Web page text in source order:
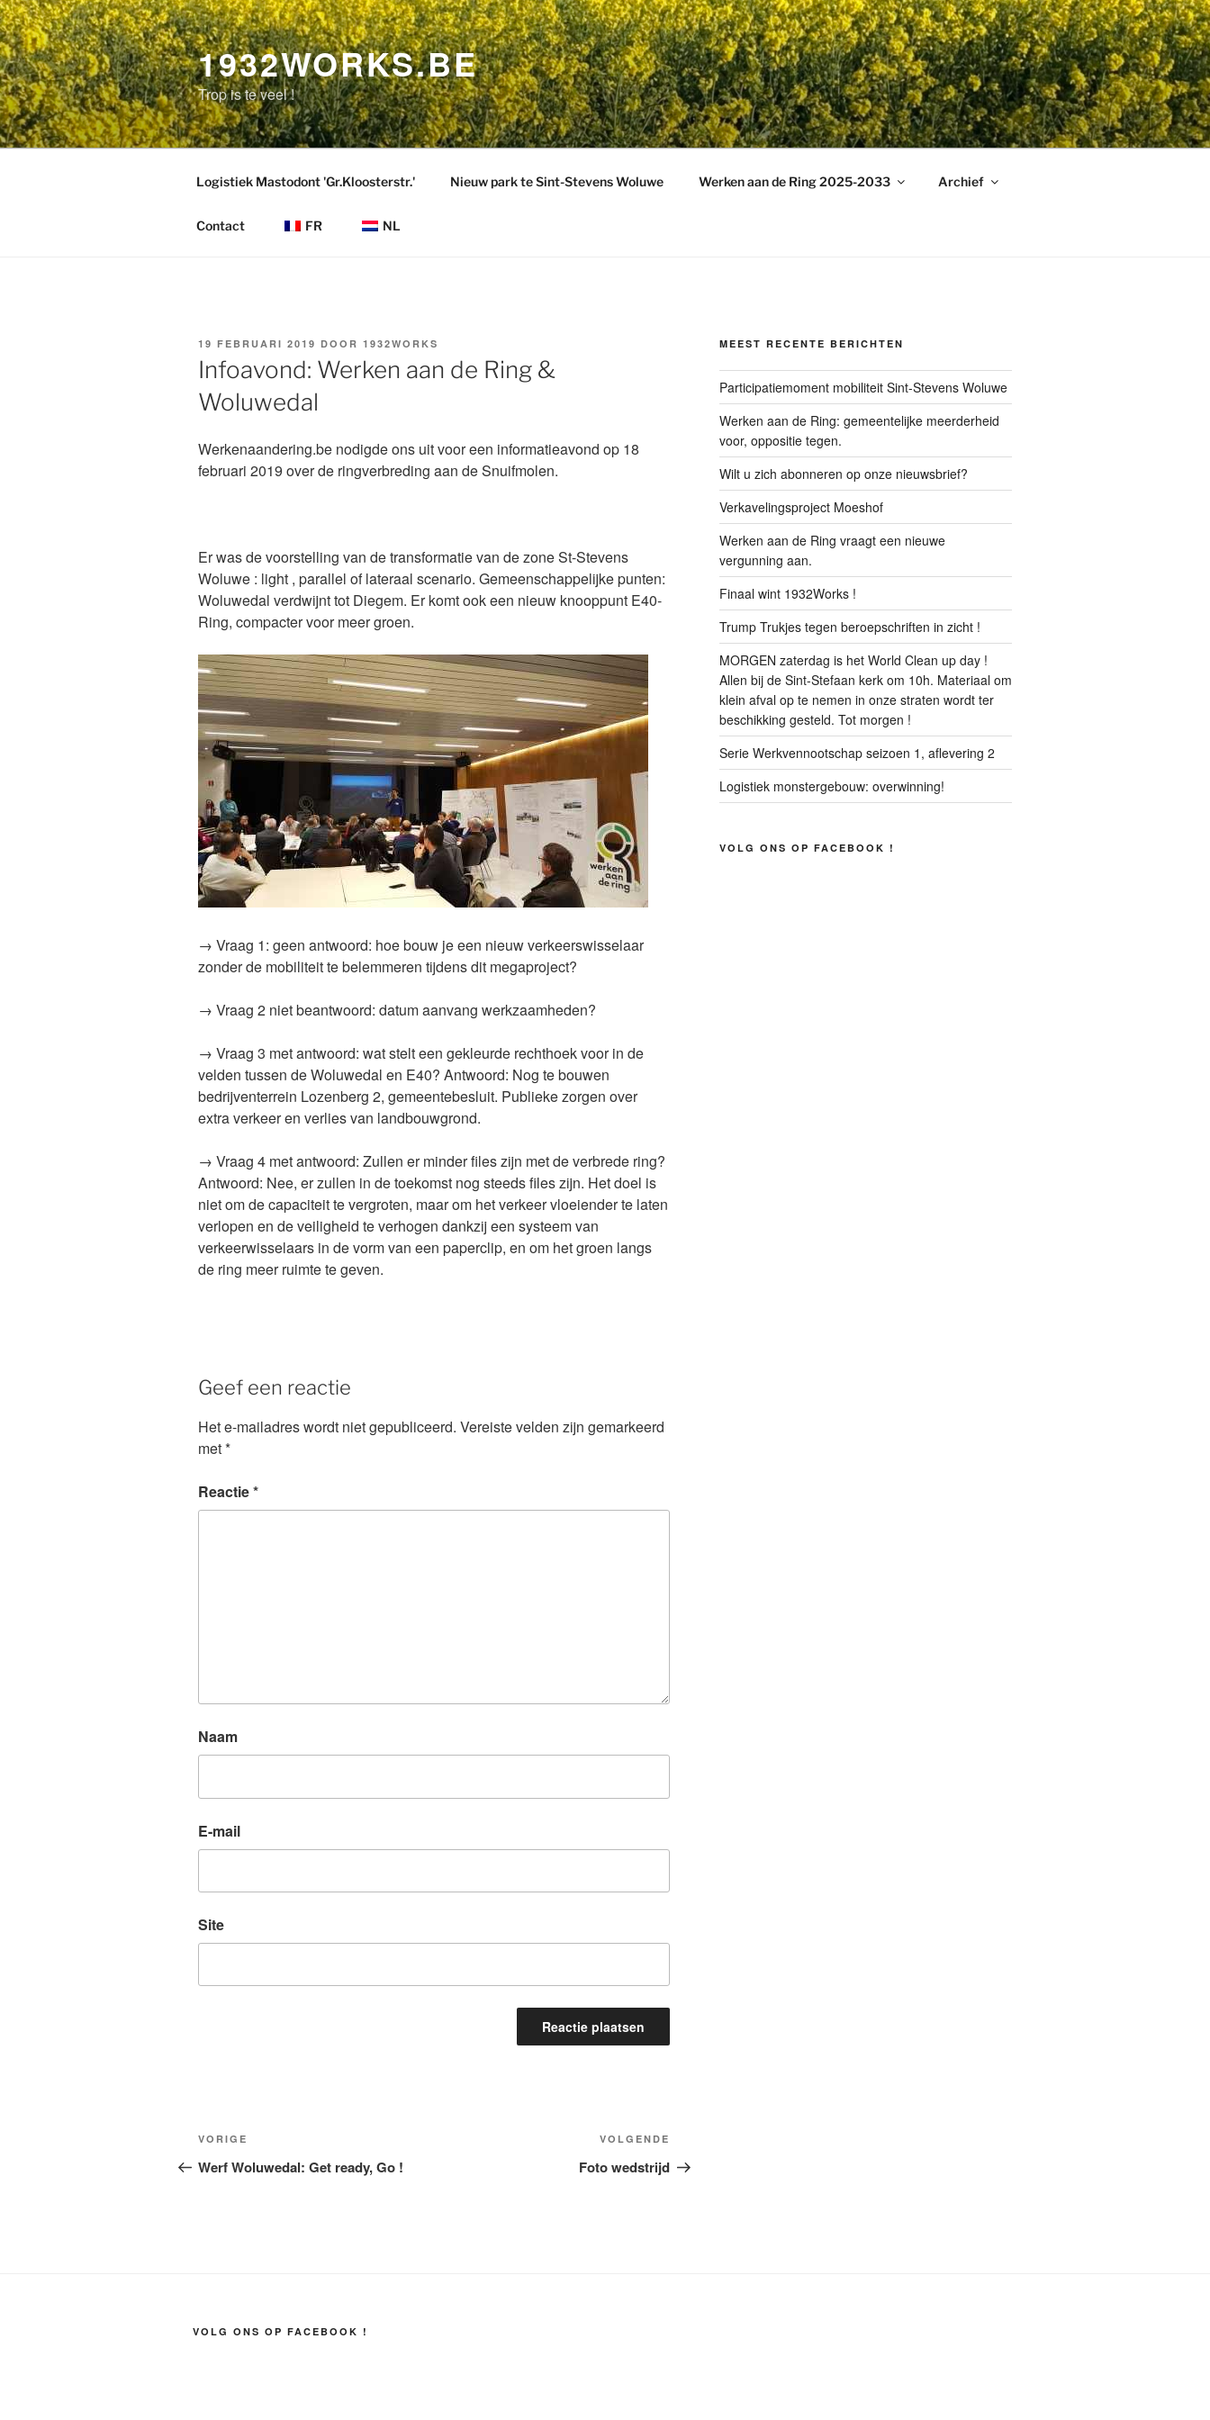
Naar
de
inhoud
overgaan
1932WORKS.BE
Trop is te veel !
Logistiek Mastodont 'Gr.Kloosterstr.' Nieuw park te Sint-Stevens Woluwe Werken aan de Ring 2025-2033 Archief
Contact FR NL
GEPLAATST
OP
19 FEBRUARI 2019 DOOR 1932WORKS
Infoavond: Werken aan de Ring &
Woluwedal
Werkenaandering.be nodigde ons uit voor een informatieavond op 18
februari 2019 over de ringverbreding aan de Snuifmolen.
Er was de voorstelling van de transformatie van de zone St-Stevens
Woluwe : light , parallel of lateraal scenario. Gemeenschappelijke punten:
Woluwedal verdwijnt tot Diegem. Er komt ook een nieuw knooppunt E40-
Ring, compacter voor meer groen.
→ Vraag 1: geen antwoord: hoe bouw je een nieuw verkeerswisselaar
zonder de mobiliteit te belemmeren tijdens dit megaproject?
→ Vraag 2 niet beantwoord: datum aanvang werkzaamheden?
→ Vraag 3 met antwoord: wat stelt een gekleurde rechthoek voor in de
velden tussen de Woluwedal en E40? Antwoord: Nog te bouwen
bedrijventerrein Lozenberg 2, gemeentebesluit. Publieke zorgen over
extra verkeer en verlies van landbouwgrond.
→ Vraag 4 met antwoord: Zullen er minder files zijn met de verbrede ring?
Antwoord: Nee, er zullen in de toekomst nog steeds files zijn. Het doel is
niet om de capaciteit te vergroten, maar om het verkeer vloeiender te laten
verlopen en de veiligheid te verhogen dankzij een systeem van
verkeerwisselaars in de vorm van een paperclip, en om het groen langs
de ring meer ruimte te geven.
Geef een reactie
Het e-mailadres wordt niet gepubliceerd. Vereiste velden zijn gemarkeerd
met*
Reactie*
Naam
E-mail
Site
Berichtnavigatie
Vorig
bericht
VORIGE
Werf Woluwedal: Get ready, Go !
Bericht
VOLGENDE
Foto wedstrijd
MEEST RECENTE BERICHTEN
Participatiemoment mobiliteit Sint-Stevens Woluwe
Werken aan de Ring: gemeentelijke meerderheid
voor, oppositie tegen.
Wilt u zich abonneren op onze nieuwsbrief?
Verkavelingsproject Moeshof
Werken aan de Ring vraagt een nieuwe
vergunning aan.
Finaal wint 1932Works !
Trump Trukjes tegen beroepschriften in zicht !
MORGEN zaterdag is het World Clean up day !
Allen bij de Sint-Stefaan kerk om 10h. Materiaal om
klein afval op te nemen in onze straten wordt ter
beschikking gesteld. Tot morgen !
Serie Werkvennootschap seizoen 1, aflevering 2
Logistiek monstergebouw: overwinning!
VOLG ONS OP FACEBOOK !
VOLG ONS OP FACEBOOK !